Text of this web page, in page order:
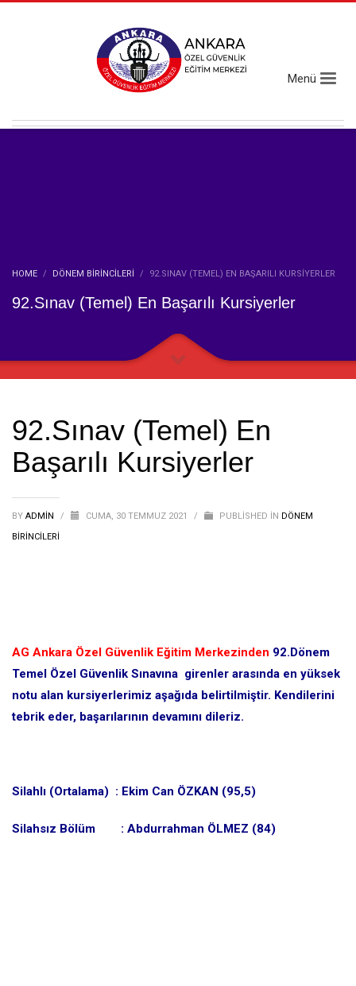
HOME DÖNEM BIRINCILERI 92.SINAV (TEMEL) EN BAŞARILI KURSIYERLER
92.Sınav (Temel) En Başarılı Kursiyerler
92.Sınav (Temel) En
Başarılı Kursiyerler
BY ADMIN / CUMA, 30 TEMMUZ 2021 / PUBLISHED IN DÖNEM
BIRINCILERI
AG Ankara Özel Güvenlik Eğitim Merkezinden 92.Dönem
Temel Özel Güvenlik Sınavına girenler arasında en yüksek
notu alan kursiyerlerimiz aşağıda belirtilmiştir. Kendilerini
tebrik eder, başarılarının devamını dileriz.
Silahlı (Ortalama) : Ekim Can ÖZKAN (95,5)
Silahsız Bölüm : Abdurrahman ÖLMEZ (84)